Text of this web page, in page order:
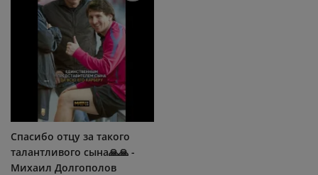
Спасибо отцу за такого
талантливого сына🙏🙏 -
Михаил Долгополов